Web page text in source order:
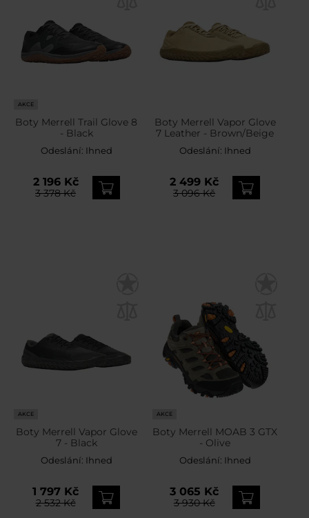
AKCE
Boty Merrell Trail Glove 8
- Black
Odeslání: Ihned
2 196 Kč
3 378 Kč
Boty Merrell Vapor Glove
7 Leather - Brown/Beige
Odeslání: Ihned
2 499 Kč
3 096 Kč
AKCE
Boty Merrell Vapor Glove
7 - Black
Odeslání: Ihned
1 797 Kč
2 532 Kč
AKCE
Boty Merrell MOAB 3 GTX
- Olive
Odeslání: Ihned
3 065 Kč
3 930 Kč